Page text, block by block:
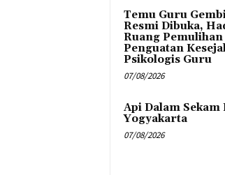
Temu Guru
Resmi Dibuka,
Ruang Pemulihan
Penguatan
Psikologis Guru
07/08/2026
Api Dalam
Yogyakarta
07/08/2026